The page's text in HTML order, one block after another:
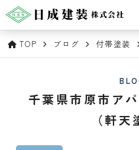
TOP ブログ 付帯塗装
千葉県市原市ア
（軒天